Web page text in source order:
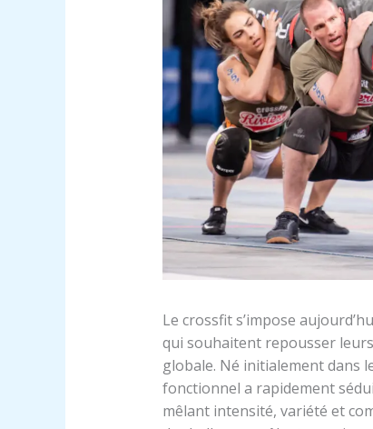
Le crossfit s’impose
qui souhaitent repousser
globale. Né initialement dans
fonctionnel a rapidement
mêlant intensité, variété et